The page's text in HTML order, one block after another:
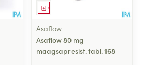
Geneesmiddel
Asaflow
Asaflow 80 mg
maagsapresist. tabl. 168